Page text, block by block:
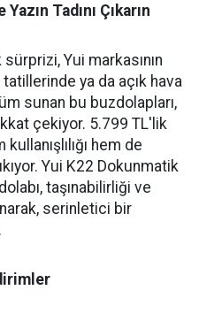
Tadını Çıkarın
Yui markasının
ya da açık hava
sunan bu buzdolapları,
çekiyor. 5.799 TL'lik
hem de
Yui K22 Dokunmatik
taşınabilirliği ve
serinletici bir